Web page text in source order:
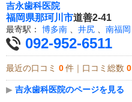
吉永歯科医院
福岡県那珂川市道善2-41
最寄駅： 博多南 、 井尻 、 南福岡
092-952-6511
最近の口コミ 0 件｜口コミ総数 0
▶ 吉永歯科医院のページを見る